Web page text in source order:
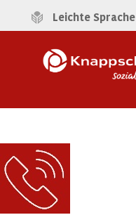
Leichte Sprache